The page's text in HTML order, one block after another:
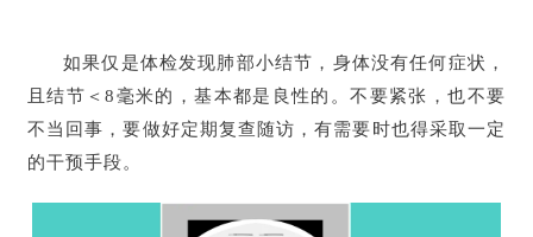
如果仅是体检发现肺部小结节，身体没有任何症状，
且结节＜8毫米的，基本都是良性的。不要紧张，也不要
不当回事，要做好定期复查随访，有需要时也得采取一定
的干预手段。